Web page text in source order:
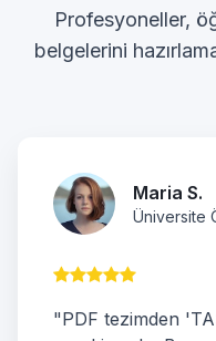
Profesyoneller,
belgelerini
Maria S.
Üniversite
"PDF tezimden